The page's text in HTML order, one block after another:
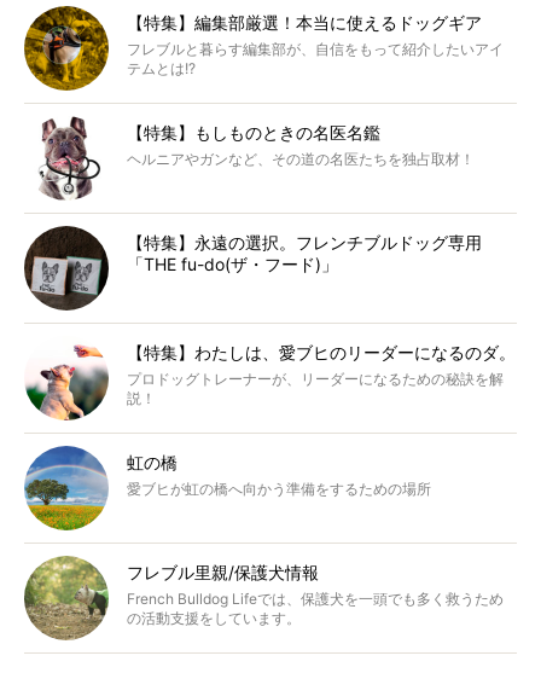
【特集】編集部厳選！本当に使えるドッグギア
フレブルと暮らす編集部が、自信をもって紹介したいアイ
テムとは!?
【特集】もしものときの名医名鑑
ヘルニアやガンなど、その道の名医たちを独占取材！
【特集】永遠の選択。フレンチブルドッグ専用
「THE fu-do(ザ・フード)」
【特集】わたしは、愛ブヒのリーダーになるのダ。
プロドッグトレーナーが、リーダーになるための秘訣を解
説！
虹の橋
愛ブヒが虹の橋へ向かう準備をするための場所
フレブル里親/保護犬情報
French Bulldog Lifeでは、保護犬を一頭でも多く救うため
の活動支援をしています。